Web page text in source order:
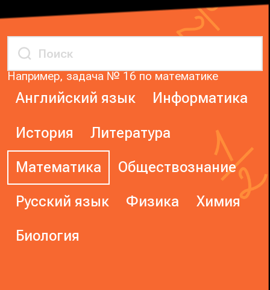
Например, задача № 16 по математике
Английский язык Информатика
История Литература
Математика Обществознание
Русский язык Физика Химия
Биология